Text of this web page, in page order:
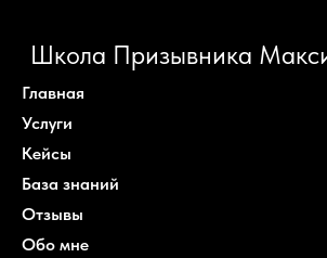
Школа Призывника
Главная
Услуги
Кейсы
База знаний
Отзывы
Обо мне